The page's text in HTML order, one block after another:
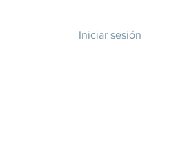
Iniciar sesión